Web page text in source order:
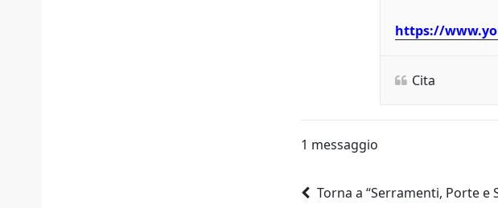
https://
Cita
1 messaggio
Torna a “Serramenti, Porte e